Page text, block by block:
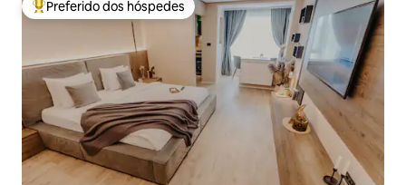
Entre os melhores preferidos dos hóspedes
Preferido dos hóspedes